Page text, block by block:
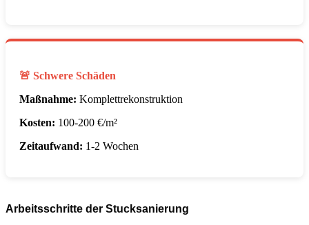
🚨 Schwere Schäden
Maßnahme: Komplettrekonstruktion
Kosten: 100-200 €/m²
Zeitaufwand: 1-2 Wochen
Arbeitsschritte der Stucksanierung